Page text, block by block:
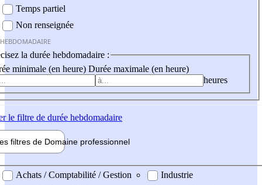
Temps partiel
Non renseignée
la durée hebdomadaire :
minimale (en heure) Durée maximale (en heure)
heures
le filtre de durée hebdomadaire
filtres de Domaine professionnel
professionel
Achats / Comptabilité / Gestion
Industrie